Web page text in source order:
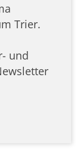
Trier.
und